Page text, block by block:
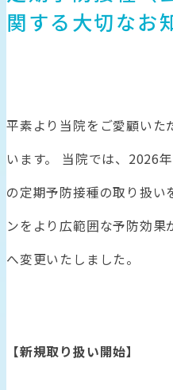
関する大切なお
平素より当院をご愛顧いた
います。 当院では、2026
の定期予防接種の取り扱い
ンをより広範囲な予防効果
へ変更いたしました。
【新規取り扱い開始】